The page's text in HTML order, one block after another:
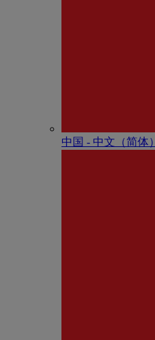
中国 - 中⽂（简体）